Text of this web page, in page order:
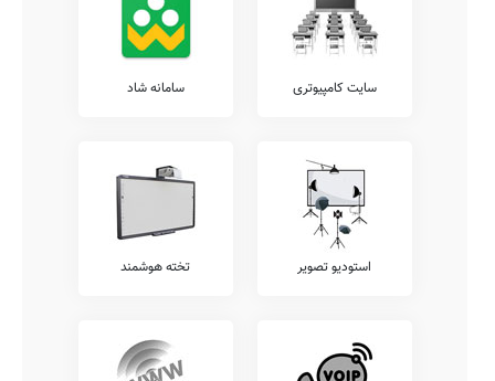
سایت کامپیوتری سامانه شاد
استودیو تصویر تخته هوشمند